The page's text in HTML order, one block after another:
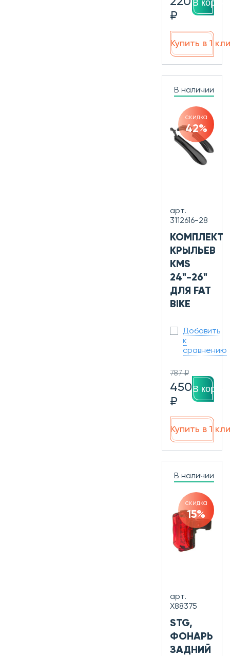
₽
В
Купить в 1
В наличии
скидка
42%
арт.
3112616-28
КОМПЛЕКТ
КРЫЛЬЕВ
KMS
24"-26"
ДЛЯ FAT
BIKE
Добавить
к
сравнению
787 ₽
450
₽
В
Купить в 1
В наличии
скидка
15%
арт.
Х88375
STG,
ФОНАРЬ
ЗАДНИЙ